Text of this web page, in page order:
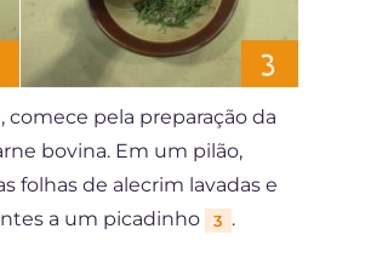
pela preparação da
bovina. Em um pilão,
folhas de alecrim lavadas e
a um picadinho 3 .